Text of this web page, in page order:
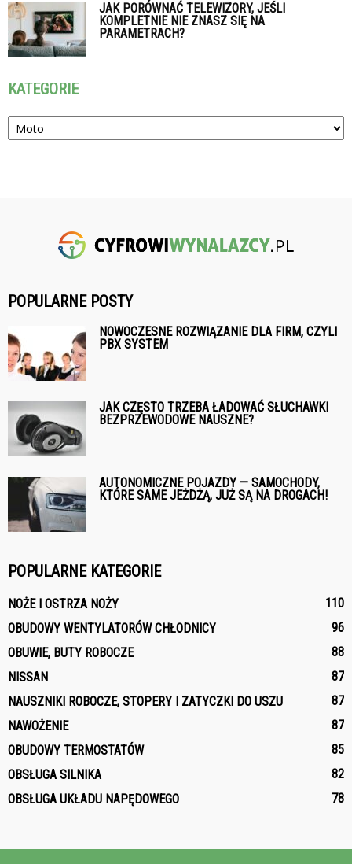
JAK PORÓWNAĆ TELEWIZORY, JEŚLI
KOMPLETNIE NIE ZNASZ SIĘ NA
PARAMETRACH?
KATEGORIE
Kategorie
POPULARNE POSTY
NOWOCZESNE ROZWIĄZANIE DLA FIRM, CZYLI
PBX SYSTEM
JAK CZĘSTO TRZEBA ŁADOWAĆ SŁUCHAWKI
BEZPRZEWODOWE NAUSZNE?
AUTONOMICZNE POJAZDY — SAMOCHODY,
KTÓRE SAME JEŻDŻĄ, JUŻ SĄ NA DROGACH!
POPULARNE KATEGORIE
NOŻE I OSTRZA NOŻY
110
OBUDOWY WENTYLATORÓW CHŁODNICY
96
OBUWIE, BUTY ROBOCZE
88
NISSAN
87
NAUSZNIKI ROBOCZE, STOPERY I ZATYCZKI DO USZU
87
NAWOŻENIE
87
OBUDOWY TERMOSTATÓW
85
OBSŁUGA SILNIKA
82
OBSŁUGA UKŁADU NAPĘDOWEGO
78